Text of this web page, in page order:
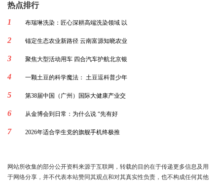
热点排行
1
布瑞琳洗染：匠心深耕高端洗染领域 以
2 锚定生态农业新路径 云南富源知晓农业
3 聚焦大型活动用车 四合汽车护航北京银
4 一颗土豆的科学魔法： 土豆逗科普少年
5 第38届中国（广州）国际大健康产业交
6 从金博会到日常：为什么说 “先有好
7 2026年适合学生党的旗舰手机终极推
网站所收集的部分公开资料来源于互联网，转载的目的在于传递更多信息及用
于网络分享，并不代表本站赞同其观点和对其真实性负责，也不构成任何其他